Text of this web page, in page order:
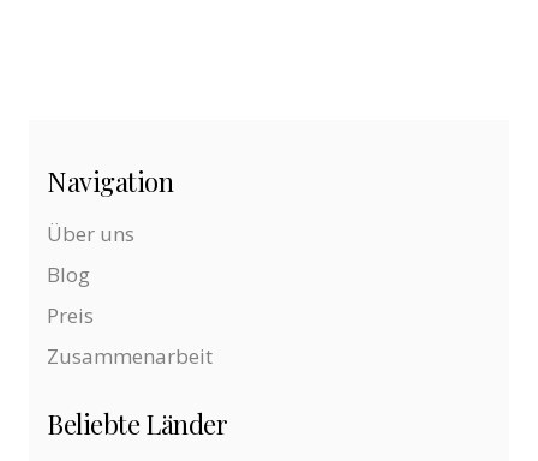
Navigation
Über uns
Blog
Preis
Zusammenarbeit
Beliebte Länder